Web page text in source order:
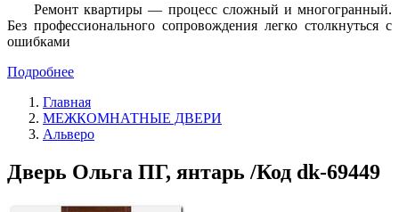
Ремонт квартиры — процесс сложный и многогранный.
Без профессионального сопровождения легко столкнуться с
ошибками
Подробнее
Главная
МЕЖКОМНАТНЫЕ ДВЕРИ
Альверо
Дверь Ольга ПГ, янтарь /Код dk-69449